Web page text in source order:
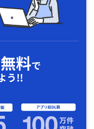
料で
う!!